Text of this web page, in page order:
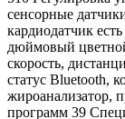
сенсорные
кардиодатчик
дюймовый
скорость,
статус Bluetooth,
жироанализатор,
программ 39